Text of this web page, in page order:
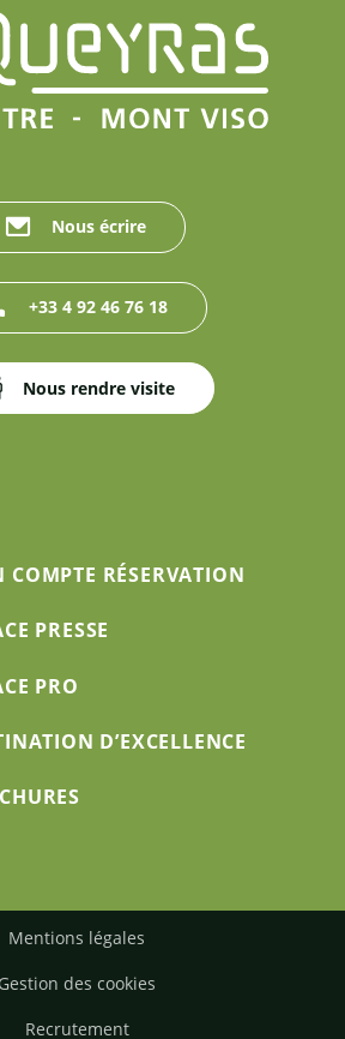
Nous écrire
+33 4 92 46 76 18
Nous rendre visite
COMPTE RÉSERVATION
PRESSE
PRO
D’EXCELLENCE
Mentions légales
Gestion des cookies
Recrutement